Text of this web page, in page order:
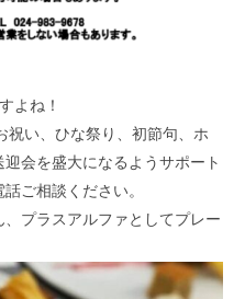
よね！
祝い、ひな祭り、初節句、ホ
会を盛大になるようサポート
ご相談ください。
プラスアルファとしてプレー